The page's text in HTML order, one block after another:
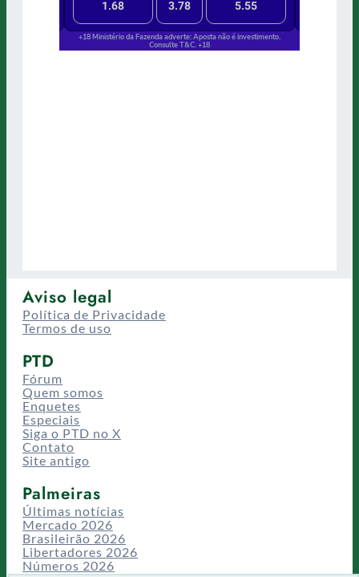
Aviso legal
Política de Privacidade
Termos de uso
PTD
Fórum
Quem somos
Enquetes
Especiais
Siga o PTD no X
Contato
Site antigo
Palmeiras
Últimas notícias
Mercado 2026
Brasileirão 2026
Libertadores 2026
Números 2026